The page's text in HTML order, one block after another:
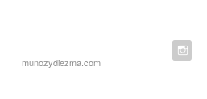
munozydiezma.com